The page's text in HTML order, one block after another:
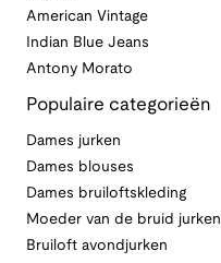
American Vintage
Indian Blue Jeans
Antony Morato
Populaire categorieën
Dames jurken
Dames blouses
Dames bruiloftskleding
Moeder van de bruid jurken
Bruiloft avondjurken